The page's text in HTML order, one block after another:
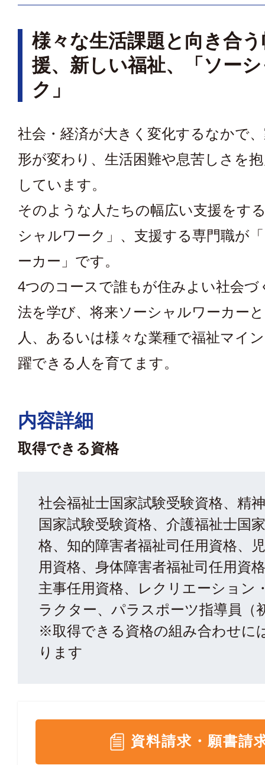
様々な生活課題と向き合
援、新しい福祉、「ソー
ク」
社会・経済が大きく変化するなかで
形が変わり、生活困難や息苦しさを
しています。
そのような人たちの幅広い支援をす
シャルワーク」、支援する専門職が
ーカー」です。
4つのコースで誰もが住みよい社会づ
法を学び、将来ソーシャルワーカー
人、あるいは様々な業種で福祉マイ
躍できる人を育てます。
内容詳細
取得できる資格
社会福祉士国家試験受験資格、精
国家試験受験資格、介護福祉士国
格、知的障害者福祉司任用資格、
用資格、身体障害者福祉司任用資
主事任用資格、レクリエーション
ラクター、パラスポーツ指導員（
※取得できる資格の組み合わせに
ります
資料請求・願書請